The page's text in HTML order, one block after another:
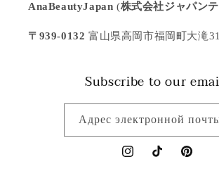
AnaBeautyJapan (株式会社ジャパン
〒939-0132 富山県高岡市福岡町大滝
Subscribe to our
Адрес электронной
InstagramTikTok Pinterest